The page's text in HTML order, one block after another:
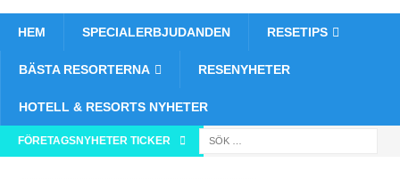
HEM SPECIALERBJUDANDEN RESETIPS
BÄSTA RESORTERNA RESENYHETER
HOTELL & RESORTS NYHETER
FÖRETAGSNYHETER TICKER [ 26